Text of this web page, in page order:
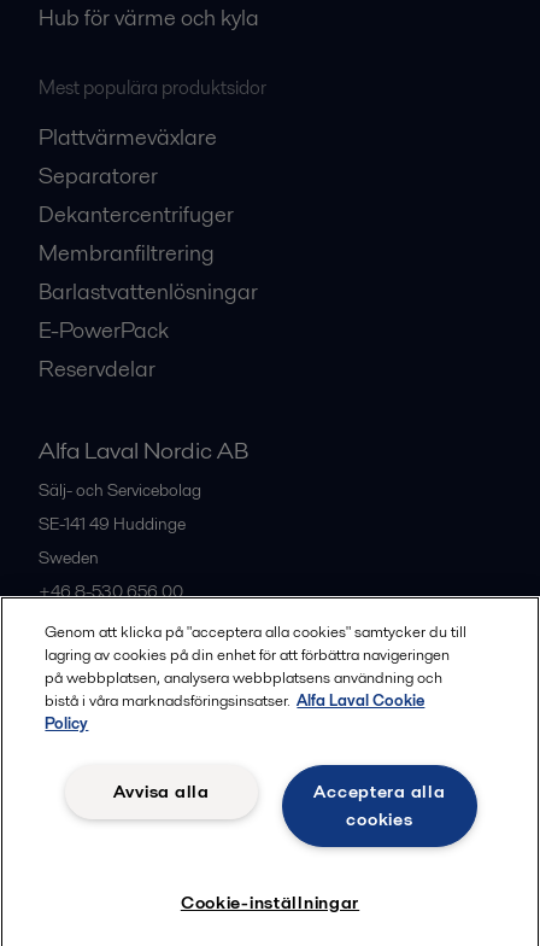
Hub för värme och kyla
Mest populära produktsidor
Plattvärmeväxlare
Separatorer
Dekantercentrifuger
Membranfiltrering
Barlastvattenlösningar
E-PowerPack
Reservdelar
Alfa Laval Nordic AB
Sälj- och Servicebolag
SE-141 49 Huddinge
Sweden
+46 8-530 656 00
Alla kontor och partners
© 2015-2026, ALFA LAVAL
Legal terms and conditions
Community guidelines
Genom att klicka på "acceptera alla cookies" samtycker du till
lagring av cookies på din enhet för att förbättra navigeringen
på webbplatsen, analysera webbplatsens användning och
bistå i våra marknadsföringsinsatser. Alfa Laval Cookie
Policy
Acceptera alla
cookies
Avvisa alla
Cookie-inställningar